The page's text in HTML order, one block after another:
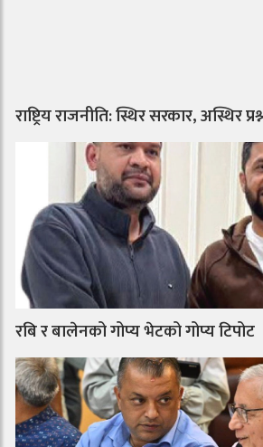
राष्ट्रिय राजनीति: स्थिर सरकार, अस्थिर
रबि र बालेनको गोप्य भेटको गोप्य टिपोट